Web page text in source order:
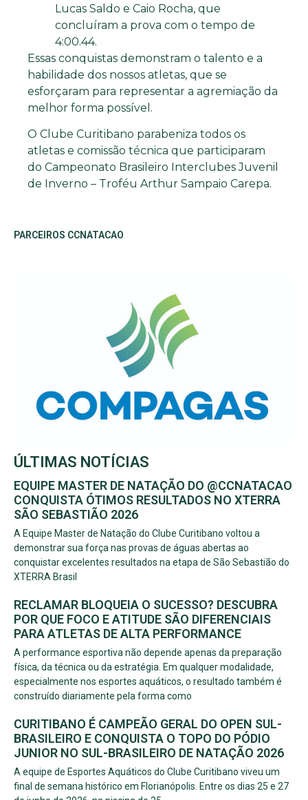
Lucas Saldo e Caio Rocha, que
concluíram a prova com o tempo de
4:00.44.
Essas conquistas demonstram o talento e a
habilidade dos nossos atletas, que se
esforçaram para representar a agremiação da
melhor forma possível.
O Clube Curitibano parabeniza todos os
atletas e comissão técnica que participaram
do Campeonato Brasileiro Interclubes Juvenil
de Inverno – Troféu Arthur Sampaio Carepa.
PARCEIROS CCNATACAO
ÚLTIMAS NOTÍCIAS
EQUIPE MASTER DE NATAÇÃO DO @CCNATACAO
CONQUISTA ÓTIMOS RESULTADOS NO XTERRA
SÃO SEBASTIÃO 2026
A Equipe Master de Natação do Clube Curitibano voltou a
demonstrar sua força nas provas de águas abertas ao
conquistar excelentes resultados na etapa de São Sebastião do
XTERRA Brasil
RECLAMAR BLOQUEIA O SUCESSO? DESCUBRA
POR QUE FOCO E ATITUDE SÃO DIFERENCIAIS
PARA ATLETAS DE ALTA PERFORMANCE
A performance esportiva não depende apenas da preparação
física, da técnica ou da estratégia. Em qualquer modalidade,
especialmente nos esportes aquáticos, o resultado também é
construído diariamente pela forma como
CURITIBANO É CAMPEÃO GERAL DO OPEN SUL-
BRASILEIRO E CONQUISTA O TOPO DO PÓDIO
JUNIOR NO SUL-BRASILEIRO DE NATAÇÃO 2026
A equipe de Esportes Aquáticos do Clube Curitibano viveu um
final de semana histórico em Florianópolis. Entre os dias 25 e 27